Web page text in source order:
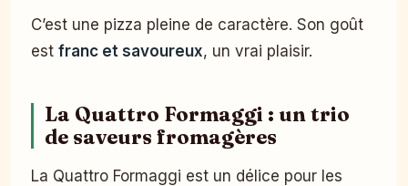
C’est une pizza pleine de caractère. Son goût
est franc et savoureux, un vrai plaisir.
La Quattro Formaggi : un trio
de saveurs fromagères
La Quattro Formaggi est un délice pour les